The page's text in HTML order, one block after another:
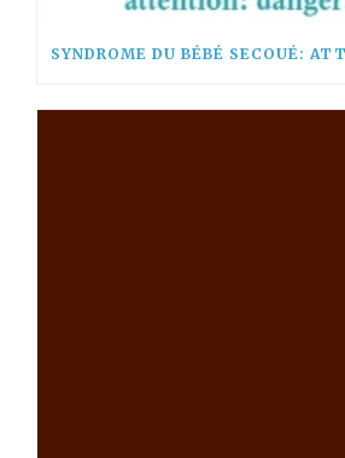
SYNDROME DU BÉBÉ SECOUÉ: